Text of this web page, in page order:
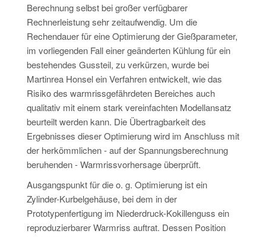
Berechnung selbst bei großer verfügbarer
Rechnerleistung sehr zeitaufwendig. Um die
Rechendauer für eine Optimierung der Gießparameter,
im vorliegenden Fall einer geänderten Kühlung für ein
bestehendes Gussteil, zu verkürzen, wurde bei
Martinrea Honsel ein Verfahren entwickelt, wie das
Risiko des warmrissgefährdeten Bereiches auch
qualitativ mit einem stark vereinfachten Modellansatz
beurteilt werden kann. Die Übertragbarkeit des
Ergebnisses dieser Optimierung wird im Anschluss mit
der herkömmlichen - auf der Spannungsberechnung
beruhenden - Warmrissvorhersage überprüft.
Ausgangspunkt für die o. g. Optimierung ist ein
Zylinder-Kurbelgehäuse, bei dem in der
Prototypenfertigung im Niederdruck-Kokillenguss ein
reproduzierbarer Warmriss auftrat. Dessen Position